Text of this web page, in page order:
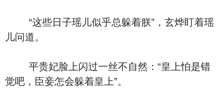
“这些日子瑶儿似乎总躲着朕”，玄烨盯着瑶
儿问道。
平贵妃脸上闪过一丝不自然：“皇上怕是错
觉吧，臣妾怎会躲着皇上”。